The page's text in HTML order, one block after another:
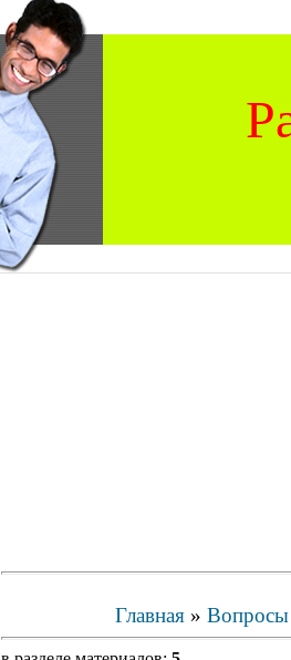
Главная » Вопросы